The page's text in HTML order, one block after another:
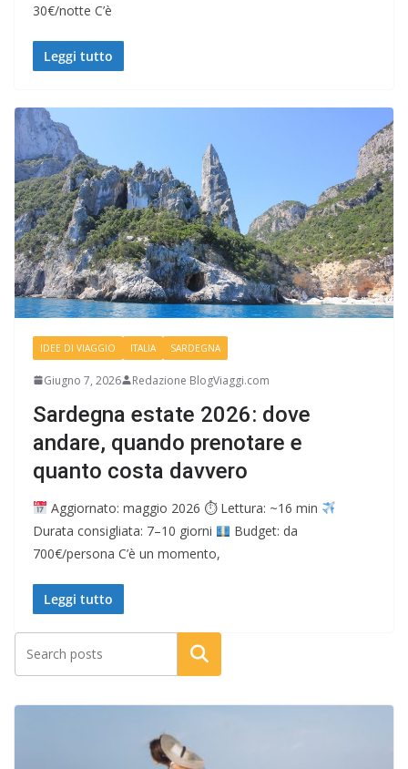
30€/notte C’è
Leggi tutto
IDEE DI VIAGGIO ITALIA SARDEGNA
Giugno 7, 2026 Redazione BlogViaggi.com
Sardegna estate 2026: dove
andare, quando prenotare e
quanto costa davvero
Aggiornato: maggio 2026 ⏱ Lettura: ~16 min
Durata consigliata: 7–10 giorni
Budget: da
700€/persona C’è un momento,
Leggi tutto
Cerca